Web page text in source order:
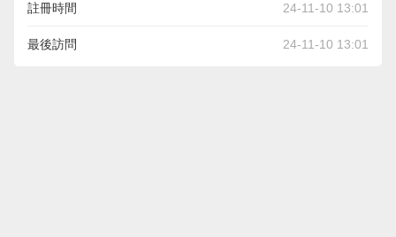
註冊時間 24-11-10 13:01
最後訪問 24-11-10 13:01